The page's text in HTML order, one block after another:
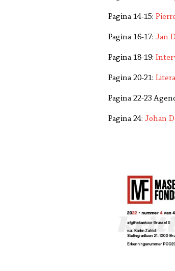
Pagina 14-15:
Pagina 16-17: Jan
Pagina 18-19:
Pagina 20-21:
Pagina 22-23
Pagina 24: Johan